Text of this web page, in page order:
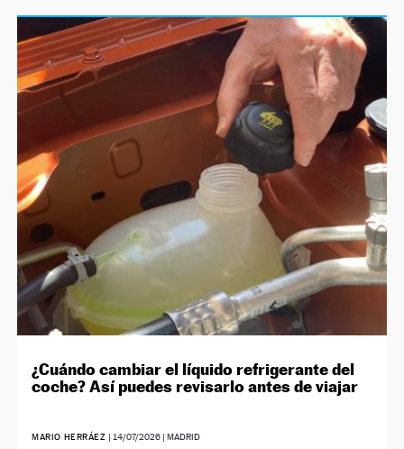
¿Cuándo cambiar el líquido refrigerante del
coche? Así puedes revisarlo antes de viajar
MARIO HERRÁEZ | 14/07/2026| MADRID